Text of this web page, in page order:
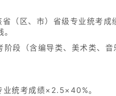
（区、市）省级专业统考
段（含编导类、美术类、音
统考成绩×2.5×40%。